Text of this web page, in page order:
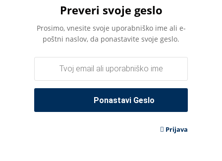
Preveri svoje geslo
Prosimo, vnesite svoje uporabniško ime ali e-
poštni naslov, da ponastavite svoje geslo.
Prijava